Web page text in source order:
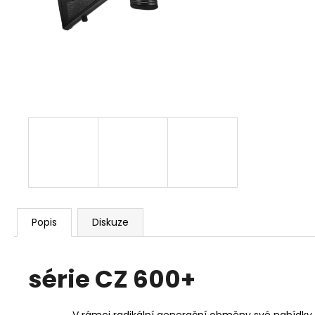
Popis Diskuze
série CZ 600+
KOŠILE PINEWOOD PRESTWICK LADIES
1 925 Kč